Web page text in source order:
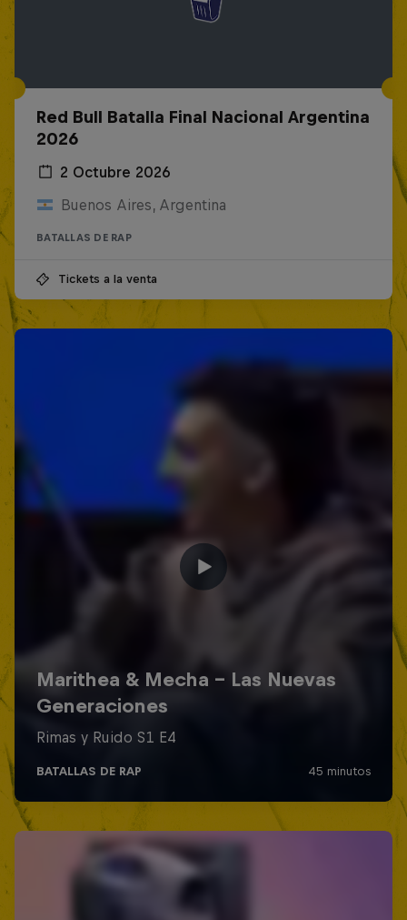
Red Bull Batalla Final Nacional Argentina
2026
2 Octubre 2026
Buenos Aires, Argentina
BATALLAS DE RAP
Tickets a la venta